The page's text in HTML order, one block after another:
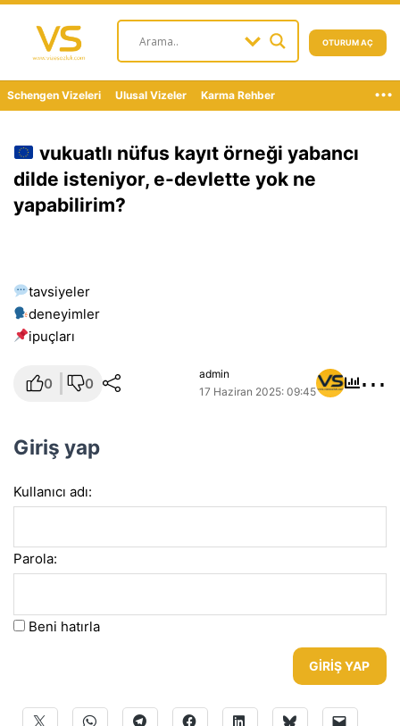
OTURUM AÇ
Schengen Vizeleri Ulusal Vizeler Karma Rehber ...
vukuatlı nüfus kayıt örneği yabancı
dilde isteniyor, e-devlette yok ne
yapabilirim?
tavsiyeler
deneyimler
i̇puçları
0 0
admin
17 Haziran 2025: 09:45
⋯
Giriş yap
Kullanıcı adı:
Parola:
Beni hatırla
GIRIŞ YAP